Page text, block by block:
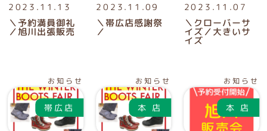
2023.11.13
＼予約満員御礼
／旭川出張販売
2023.11.09
＼帯広店感謝祭
／
2023.11.07
＼クローバーサ
イズ／大きいサ
イズ
お知らせ お知らせ お知らせ